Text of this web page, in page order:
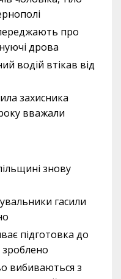
про
дрова
водій втікав від
захисника
вважали
знову
гасили
підготовка до
вибиваються з